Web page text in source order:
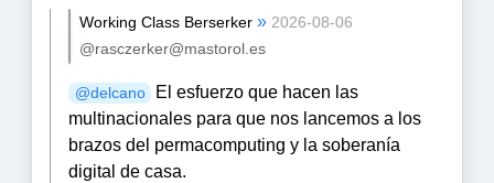
Working Class Berserker » 2026-08-06
@rasczerker@mastorol.es
@delcano
El esfuerzo que hacen las
multinacionales para que nos lancemos a los
brazos del permacomputing y la soberanía
digital de casa.